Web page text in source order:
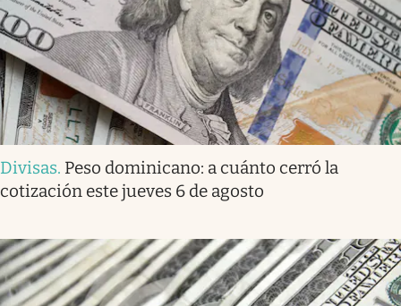
Divisas. Peso dominicano: a cuánto cerró la
cotización este jueves 6 de agosto